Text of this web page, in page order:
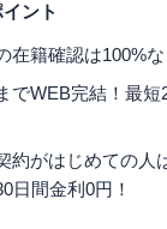
ント
在籍確認は100%な
でWEB完結！最短
約がはじめての人
日間金利0円！